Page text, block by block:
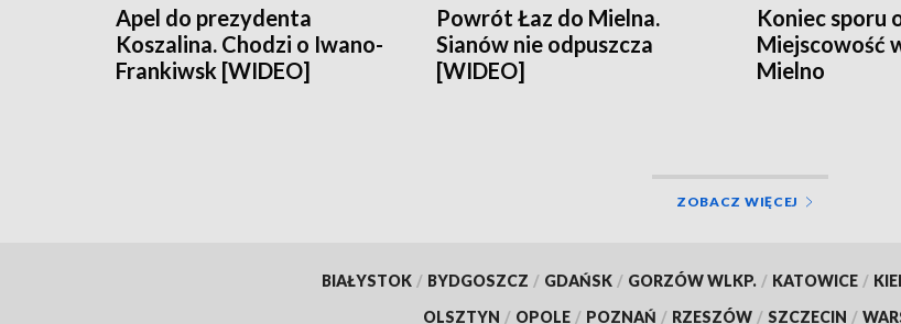
Apel do prezydenta
Koszalina. Chodzi o Iwano-
Frankiwsk [WIDEO]
Powrót Łaz do Mielna.
Sianów nie odpuszcza
[WIDEO]
Koniec sporu
Miejscowość
Mielno
ZOBACZ WIĘCEJ
BIAŁYSTOK / BYDGOSZCZ / GDAŃSK / GORZÓW WLKP. / KATOWICE /
OLSZTYN / OPOLE / POZNAŃ / RZESZÓW / SZCZECIN /